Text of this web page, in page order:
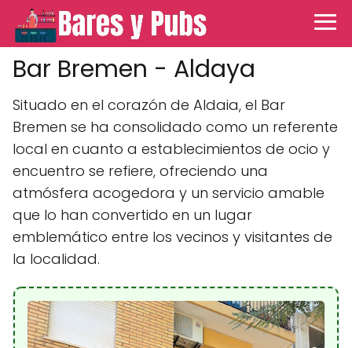
Bar Bremen - Aldaya
Situado en el corazón de Aldaia, el Bar
Bremen se ha consolidado como un referente
local en cuanto a establecimientos de ocio y
encuentro se refiere, ofreciendo una
atmósfera acogedora y un servicio amable
que lo han convertido en un lugar
emblemático entre los vecinos y visitantes de
la localidad.